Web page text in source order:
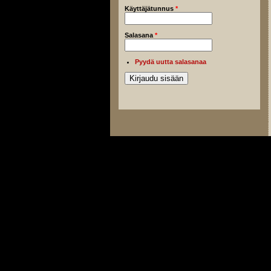
Käyttäjätunnus *
Salasana *
Pyydä uutta salasanaa